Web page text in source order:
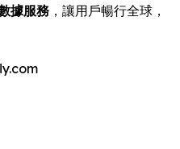
據服務 ，讓用戶暢行全球，